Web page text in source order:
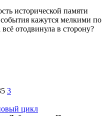
исторической памяти
кажутся мелкими по
отодвинула в сторону?
3
цикл